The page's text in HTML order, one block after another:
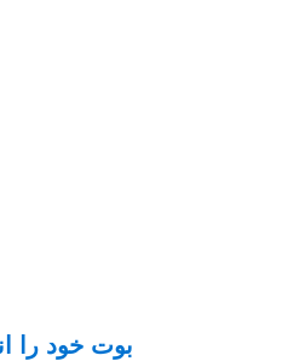
بوت خود را